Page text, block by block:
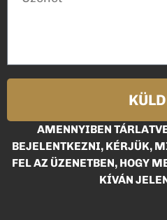
AMENNYIBEN
BEJELENTKEZNI, KÉRJÜK,
FEL AZ ÜZENETBEN, HOGY
KÍVÁN